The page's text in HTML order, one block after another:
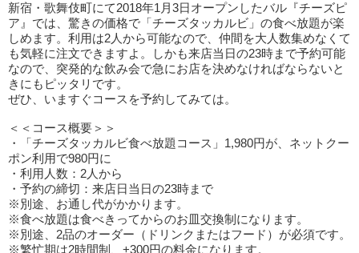
新宿・歌舞伎町にて2018年1月3日オープンしたバル『チーズピ
ア』では、驚きの価格で「チーズタッカルビ」の食べ放題が楽
しめます。利用は2人から可能なので、仲間を大人数集めなくて
も気軽に注文できますよ。しかも来店当日の23時まで予約可能
なので、突発的な飲み会で急にお店を決めなければならないと
きにもピッタリです。
ぜひ、いますぐコースを予約してみては。
＜＜コース概要＞＞
・「チーズタッカルビ食べ放題コース」1,980円が、ネットクー
ポン利用で980円に
・利用人数：2人から
・予約の締切：来店日当日の23時まで
※別途、お通し代がかかります。
※食べ放題は食べきってからのお皿交換制になります。
※別途、2品のオーダー（ドリンクまたはフード）が必須です。
※繁忙期は2時間制、+300円の料金になります。